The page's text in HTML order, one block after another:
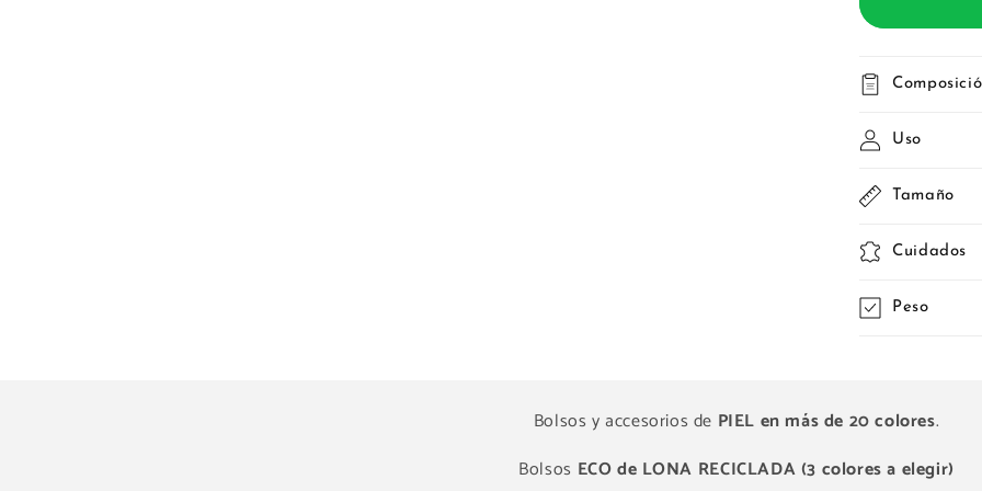
Uso
Tamaño
Cuidados
Peso
Bolsos y accesorios de PIEL en más de 20 colores.
Bolsos ECO de LONA RECICLADA (3 colores a elegir)